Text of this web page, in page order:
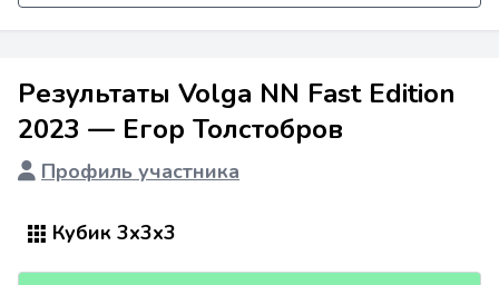
Результаты Volga NN Fast Edition
2023 — Егор Толстобров
Профиль участника
Кубик 3x3x3